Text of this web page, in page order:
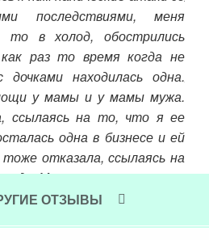
последствиями, меня
в холод, обострились
раз то время когда не
находилась одна.
у мамы и у мамы мужа.
ссылаясь на то, что я ее
одна в бизнесе и ей
отказала, ссылаясь на
Мы с мужем приняли
хотя первый опыт поиска
ОТЗЫВЫ